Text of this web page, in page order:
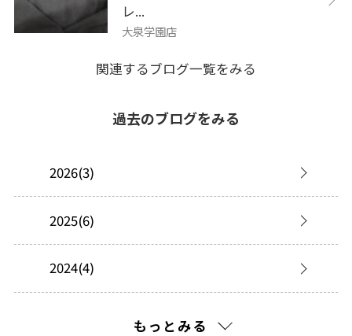
レ...
大泉学園店
関連するブログ一覧をみる
過去のブログをみる
2026(3)
2025(6)
2024(4)
もっとみる